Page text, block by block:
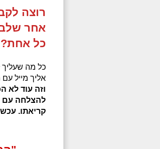
רוצה
אחר שלב
כל אחת?
כל מה שעליך
אליך מייל
וזה עוד לא
להצלחה עם
קריאתו.